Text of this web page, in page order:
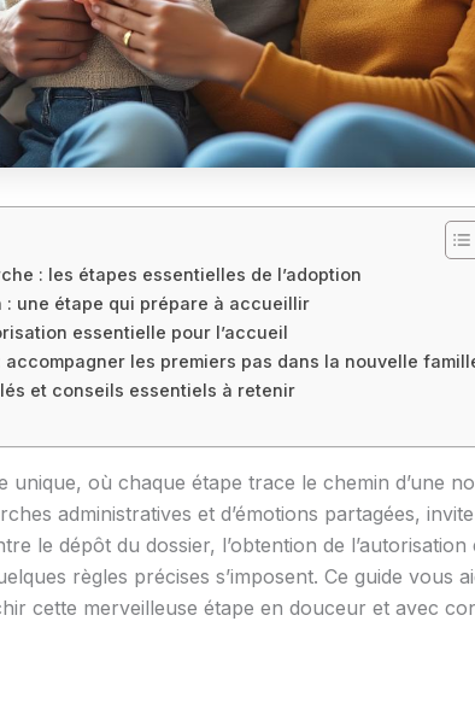
: les étapes essentielles de l’adoption
: une étape qui prépare à accueillir
essentielle pour l’accueil
accompagner les premiers pas dans la nouvelle
et conseils essentiels à retenir
unique, où chaque étape trace le chemin d’une
administratives et d’émotions partagées,
le dépôt du dossier, l’obtention de l’autorisation
règles précises s’imposent. Ce guide vous
cette merveilleuse étape en douceur et avec